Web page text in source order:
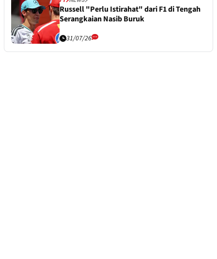
Russell "Perlu Istirahat" dari F1 di Tengah
Serangkaian Nasib Buruk
31/07/26